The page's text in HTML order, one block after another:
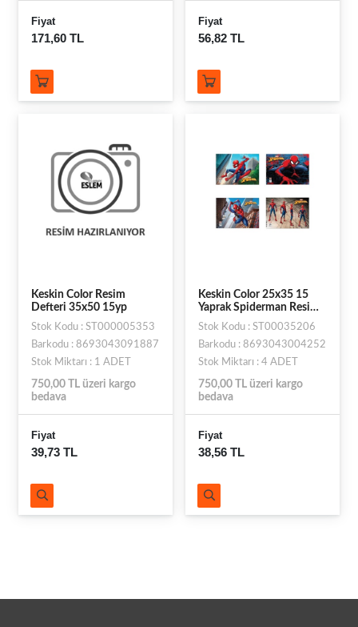
Fiyat
171,60 TL
Fiyat
56,82 TL
Keskin Color Resim
Defteri 35x50 15yp
Stok Kodu : ST000005353
Barkodu : 8693043091887
Stok Miktarı : 1 ADET
750,00 TL üzeri kargo
bedava
Fiyat
39,73 TL
Keskin Color 25x35 15
Yaprak Spiderman Resim
Defteri
Stok Kodu : ST00035206
Barkodu : 8693043004252
Stok Miktarı : 4 ADET
750,00 TL üzeri kargo
bedava
Fiyat
38,56 TL